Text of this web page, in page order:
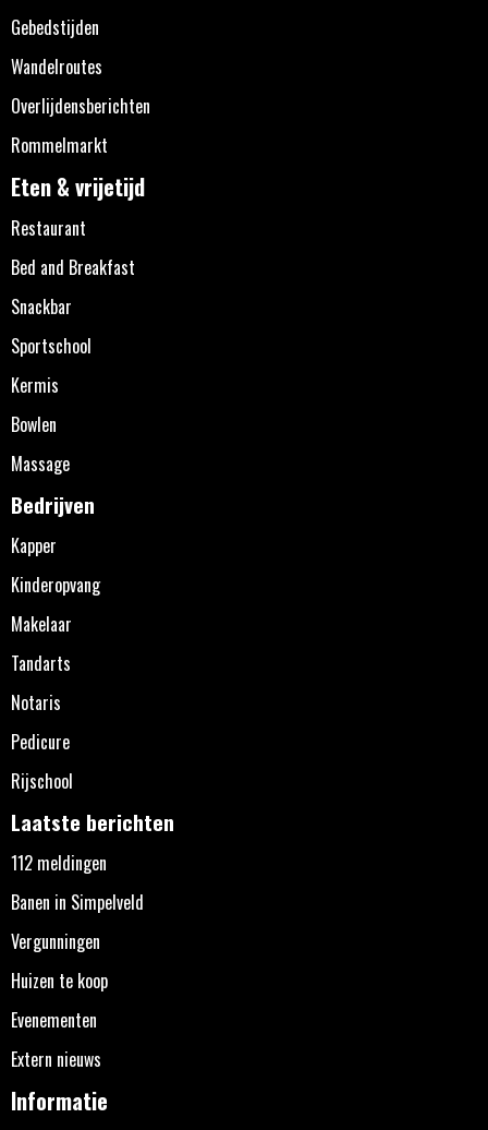
Gebedstijden
Wandelroutes
Overlijdensberichten
Rommelmarkt
Eten & vrijetijd
Restaurant
Bed and Breakfast
Snackbar
Sportschool
Kermis
Bowlen
Massage
Bedrijven
Kapper
Kinderopvang
Makelaar
Tandarts
Notaris
Pedicure
Rijschool
Laatste berichten
112 meldingen
Banen in Simpelveld
Vergunningen
Huizen te koop
Evenementen
Extern nieuws
Informatie